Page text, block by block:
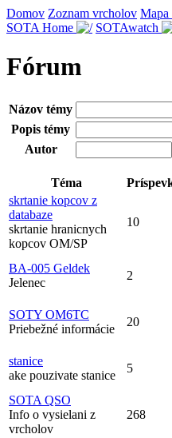
Domov Zoznam vrcholov
SOTA Home
SOTAwatch
Fórum
Názov témy
Popis témy
Autor
Téma
skrtanie kopcov z
databaze
skrtanie hranicnych
kopcov OM/SP
10
BA-005 Geldek
Jelenec
2
SOTY OM6TC
Priebežné informácie
20
stanice
ake pouzivate stanice
5
SOTA QSO
Info o vysielani z
vrcholov
268